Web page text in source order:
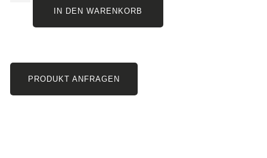
IN DEN WARENKORB
PRODUKT ANFRAGEN